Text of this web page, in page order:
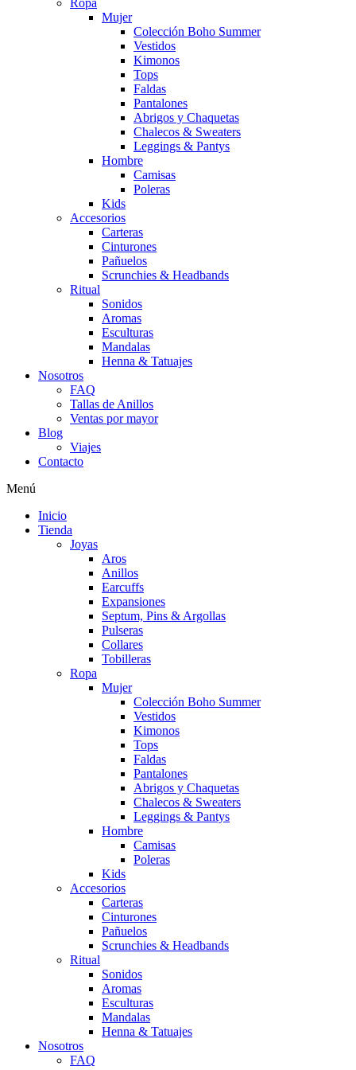
Ropa
Mujer
Colección Boho Summer
Vestidos
Kimonos
Tops
Faldas
Pantalones
Abrigos y Chaquetas
Chalecos & Sweaters
Leggings & Pantys
Hombre
Camisas
Poleras
Kids
Accesorios
Carteras
Cinturones
Pañuelos
Scrunchies & Headbands
Ritual
Sonidos
Aromas
Esculturas
Mandalas
Henna & Tatuajes
Nosotros
FAQ
Tallas de Anillos
Ventas por mayor
Blog
Viajes
Contacto
Menú
Inicio
Tienda
Joyas
Aros
Anillos
Earcuffs
Expansiones
Septum, Pins & Argollas
Pulseras
Collares
Tobilleras
Ropa
Mujer
Colección Boho Summer
Vestidos
Kimonos
Tops
Faldas
Pantalones
Abrigos y Chaquetas
Chalecos & Sweaters
Leggings & Pantys
Hombre
Camisas
Poleras
Kids
Accesorios
Carteras
Cinturones
Pañuelos
Scrunchies & Headbands
Ritual
Sonidos
Aromas
Esculturas
Mandalas
Henna & Tatuajes
Nosotros
FAQ